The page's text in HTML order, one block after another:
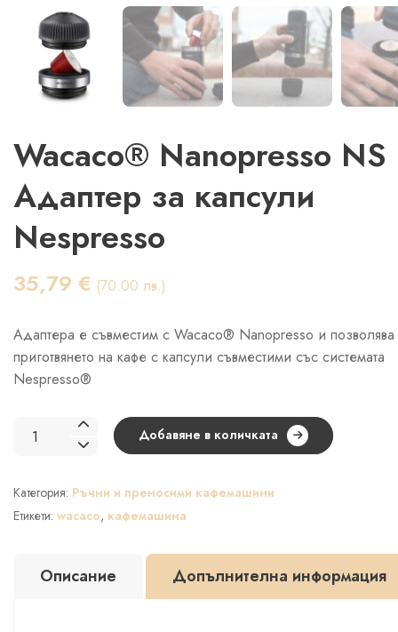
Wacaco® Nanopresso NS
Адаптер за капсули
Nespresso
35,79 € (70.00 лв.)
Адаптера е съвместим с Wacaco® Nanopresso и позволява
приготвянето на кафе с капсули съвместими със системата
Nespresso®
количество
Nanopresso
NS
капсули
Добавяне в количката
Категория: Ръчни и преносими кафемашини
Етикети: wacaco, кафемашина
Описание Допълнителна информация